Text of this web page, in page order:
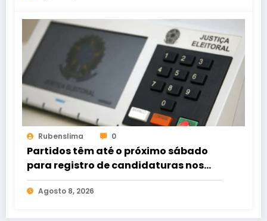
Rubenslima 0
Partidos têm até o próximo sábado
para registro de candidaturas nos
tribunais
Agosto 8, 2026